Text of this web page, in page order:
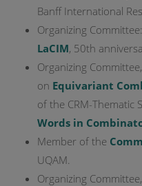
Banff International
Organizing Committee:
LaCIM, 50th
Organizing
on Equivariant
of the CRM-Thematic
Words in
Member of the
UQAM.
Organizing Committee,